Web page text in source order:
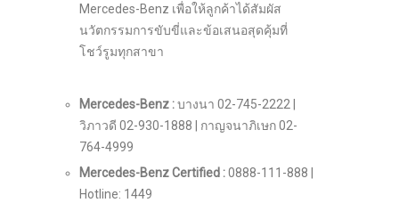
Mercedes-Benz เพื่อให้ลูกค้าได้สัมผัส
นวัตกรรมการขับขี่และข้อเสนอสุดคุ้มที่
โชว์รูมทุกสาขา
Mercedes-Benz :บางนา 02-745-2222 |
วิภาวดี 02-930-1888 | กาญจนาภิเษก 02-
764-4999
Mercedes-Benz Certified :0888-111-888 |
Hotline: 1449